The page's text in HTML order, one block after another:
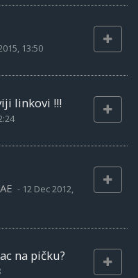
13:50
linkovi !!!
- 12 Dec 2012,
na pičku?